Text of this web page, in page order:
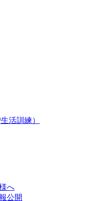
活訓練）
へ
公開